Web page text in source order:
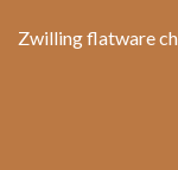
Zwilling flatware